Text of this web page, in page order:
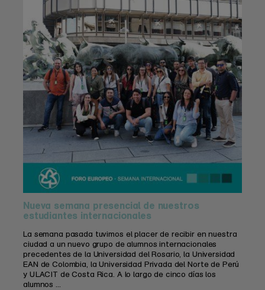
Nueva semana presencial de nuestros
estudiantes internacionales
La semana pasada tuvimos el placer de recibir en nuestra
ciudad a un nuevo grupo de alumnos internacionales
precedentes de la Universidad del Rosario, la Universidad
EAN de Colombia, la Universidad Privada del Norte de Perú
y ULACIT de Costa Rica. A lo largo de cinco días los
alumnos ...